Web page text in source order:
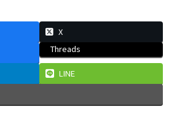
リア関係の物理学者
からフェルミまでの系譜】
X
Threads
LINE